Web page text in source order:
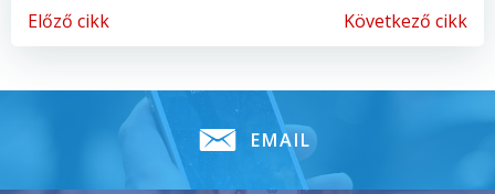
Bejegyzés
Navigáció
Előző cikk
Bejegyzés
Navigáció
Következő cikk
EMAIL